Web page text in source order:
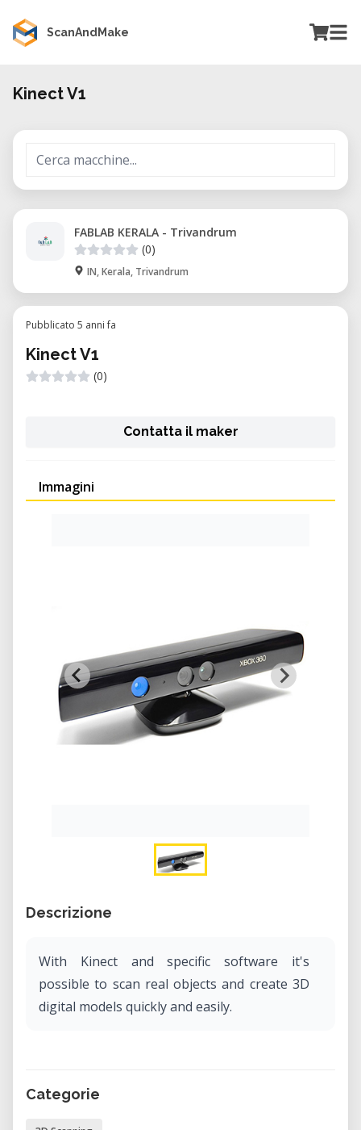
ScanAndMake
Kinect V1
FABLAB KERALA - Trivandrum
(0)
IN, Kerala, Trivandrum
Pubblicato 5 anni fa
Kinect V1
(0)
Contatta il maker
Immagini
Descrizione
With Kinect and specific software it's
possible to scan real objects and create 3D
digital models quickly and easily.
Categorie